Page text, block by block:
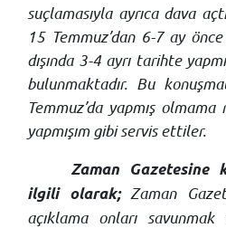
suçlamasıyla ayrıca dava
15 Temmuz’dan 6-7 ay
dışında 3-4 ayrı tarihte
bulunmaktadır. Bu
Temmuz’da yapmış
yapmışım gibi servis ettiler.
Zaman Gazetesine
ilgili olarak;Zaman
açıklama onları